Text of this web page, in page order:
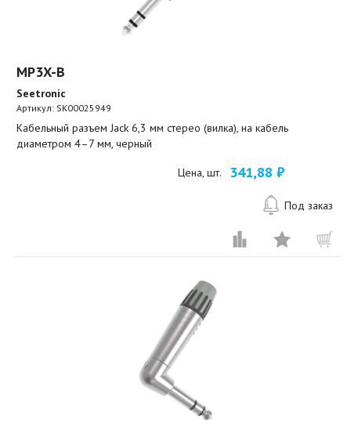
MP3X-B
Seetronic
Артикул: SK00025949
Кабельный разъем Jack 6,3 мм стерео (вилка), на кабель
диаметром 4–7 мм, черный
Цена, шт. 341,88 ₽
Под заказ